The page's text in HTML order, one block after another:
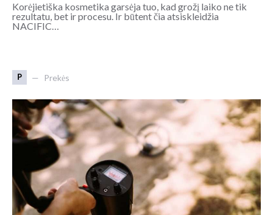
Korėjietiška kosmetika garsėja tuo, kad grožį laiko ne tik
rezultatu, bet ir procesu. Ir būtent čia atsiskleidžia
NACIFIC…
P Prekės